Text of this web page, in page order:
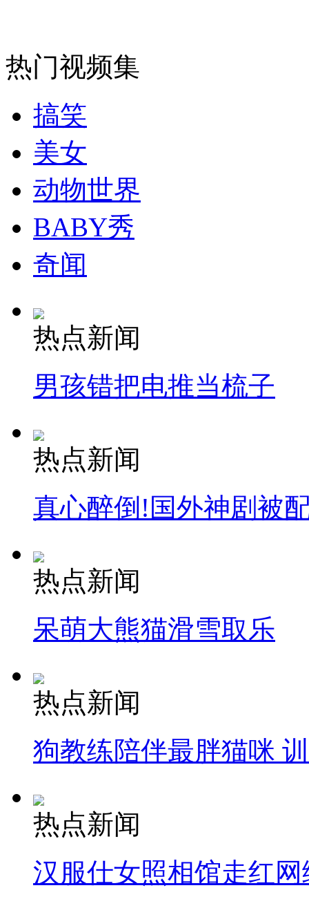
消防员救轻生者 花炮节热闹非凡
纽约上演“枕头大战”
司机酒驾遇交警 急速倒车逃窜
热门视频集
搞笑
美女
动物世界
BABY秀
奇闻
热点新闻
男孩错把电推当梳子
热点新闻
真心醉倒!国外神剧被
热点新闻
呆萌大熊猫滑雪取乐
热点新闻
狗教练陪伴最胖猫咪
热点新闻
汉服仕女照相馆走红网